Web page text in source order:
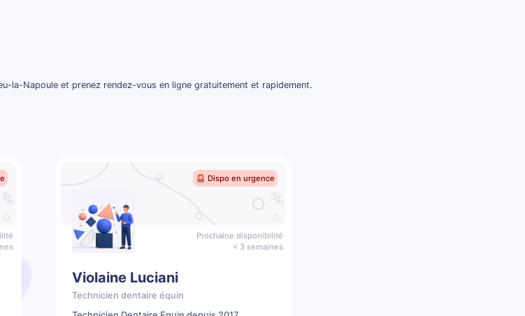
la-Napoule et prenez rendez-vous en ligne gratuitement et rapidement.
🚨 Dispo en urgence
Prochaine disponibilité
< 3 semaines
Violaine Luciani
Technicien dentaire équin